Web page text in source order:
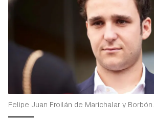
Felipe Juan Froilán de Marichalar y Borbón.